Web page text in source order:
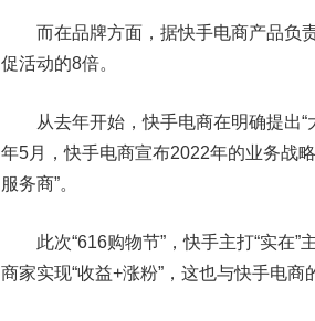
而在品牌方面，据快手电商产品负责
促活动的8倍。
从去年开始，快手电商在明确提出“
年5月，快手电商宣布2022年的业务战
服务商”。
此次“616购物节”，快手主打“实在”
商家实现“收益+涨粉”，这也与快手电商